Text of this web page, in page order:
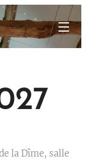
la Dîme, salle